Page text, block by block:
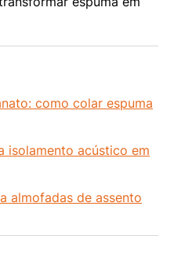
como colar espuma
isolamento acústico em
almofadas de assento